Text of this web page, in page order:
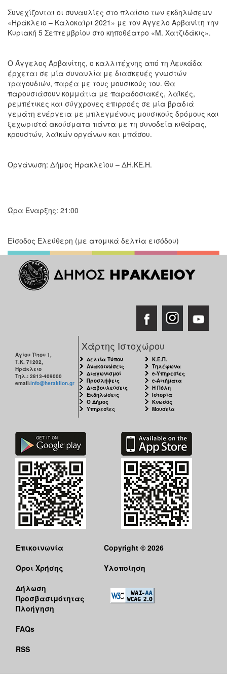
ΤΟΠΟΣ
ΜΑΣ
ΔΗΜΟΣ
ΠΟΛΙΤΙΣΜΟΣ
ΑΝΘΕΚΤΙΚΗ
ΠΟΛΗ
Συνεχίζονται οι συναυλίες στο πλαίσιο των εκδηλώσεων
«Ηράκλειο – Καλοκαίρι 2021» με τον Άγγελο Αρβανίτη την
Κυριακή 5 Σεπτεμβρίου στο κηποθέατρο «Μ. Χατζιδάκις».
Ο Άγγελος Αρβανίτης, o καλλιτέχνης από τη Λευκάδα
έρχεται σε μία συναυλία με διασκευές γνωστών
τραγουδιών, παρέα με τους μουσικούς του. Θα
παρουσιάσουν κομμάτια με παραδοσιακές, λαϊκές,
ρεμπέτικες και σύγχρονες επιρροές σε μία βραδιά
γεμάτη ενέργεια με μπλεγμένους μουσικούς δρόμους και
ξεχωριστά ακούσματα πάντα με τη συνοδεία κιθάρας,
κρουστών, λαϊκών οργάνων και μπάσου.
Οργάνωση: Δήμος Ηρακλείου – ΔΗ.ΚΕ.Η.
Ώρα Έναρξης: 21:00
Είσοδος Ελεύθερη (με ατομικά δελτία εισόδου)
Αγίου Τίτου 1,
Τ.Κ. 71202,
Ηράκλειο
Τηλ.: 2813-409000
email:info@heraklion.gr
Χάρτης Ιστοχώρου
Δελτία Τύπου
Ανακοινώσεις
Διαγωνισμοί
Προσλήψεις
Διαβουλεύσεις
Εκδηλώσεις
Ο Δήμος
Υπηρεσίες
Κ.Ε.Π.
Τηλέφωνα
e-Υπηρεσίες
e-Αιτήματα
Η Πόλη
Ιστορία
Κνωσός
Μουσεία
Επικοινωνία
Όροι Χρήσης
Δήλωση
Προσβασιμότητας
Πλοήγηση
FAQs
RSS
Copyright © 2026
Υλοποίηση